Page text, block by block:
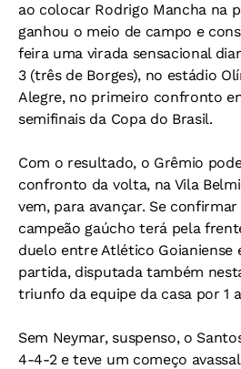
ao colocar Rodrigo Mancha na
ganhou o meio de campo e
feira uma virada sensacional
3 (três de Borges), no estádio
Alegre, no primeiro confronto
semifinais da Copa do Brasil.
Com o resultado, o Grêmio
confronto da volta, na Vila
vem, para avançar. Se
campeão gaúcho terá pela
duelo entre Atlético Goianiense
partida, disputada também
triunfo da equipe da casa por 1
Sem Neymar, suspenso, o
4-4-2 e teve um começo